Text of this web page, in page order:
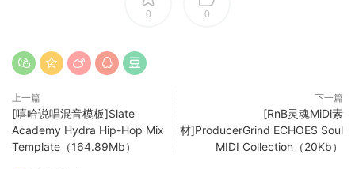
FANTASTiC
0 0
上一篇
[嘻哈说唱混音模板]Slate
Academy Hydra Hip-Hop Mix
Template（164.89Mb）
下一篇
[RnB灵魂MiDi素
材]ProducerGrind ECHOES Soul
MIDI Collection（20Kb）